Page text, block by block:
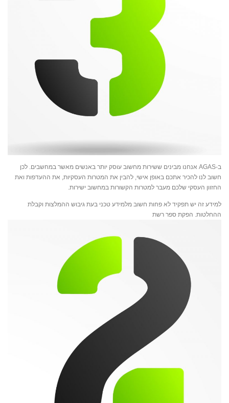
ב-AGAS אנחנו מבינים ששירות מחשוב עוסק יותר באנשים מאשר במחשבים. לכן
חשוב לנו להכיר אתכם באופן אישי, להבין את המטרות העסקיות, את ההעדפות ואת
החזוון העסקי שלכם מעבר למטרות הקשורות במחשוב ישירות.
למידע זה יש תפקיד לא פחות חשוב מלמידע טכני בעת גיבוש ההמלצות וקבלת
ההחלטות. הפקת ספר רשת